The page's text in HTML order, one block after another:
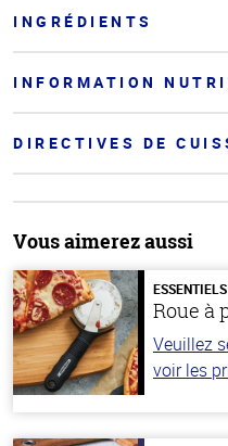
INGRÉDIENTS
INFORMATION
DIRECTIVES DE
Vous aimerez aussi
Roue à
Veuillez
voir les